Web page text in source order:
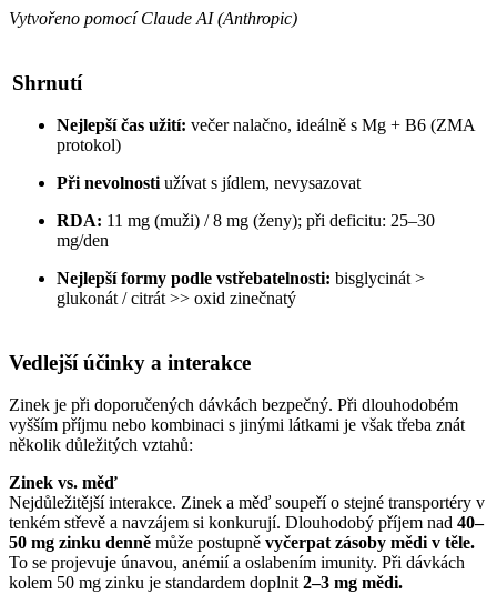
Vytvořeno pomocí Claude AI (Anthropic)
Shrnutí
Nejlepší čas užití: večer nalačno, ideálně s Mg + B6 (ZMA
protokol)
Při nevolnosti užívat s jídlem, nevysazovat
RDA: 11 mg (muži) / 8 mg (ženy); při deficitu: 25–30
mg/den
Nejlepší formy podle vstřebatelnosti: bisglycinát >
glukonát / citrát >> oxid zinečnatý
Vedlejší účinky a interakce
Zinek je při doporučených dávkách bezpečný. Při dlouhodobém
vyšším příjmu nebo kombinaci s jinými látkami je však třeba znát
několik důležitých vztahů:
Zinek vs. měď
Nejdůležitější interakce. Zinek a měď soupeří o stejné transportéry v
tenkém střevě a navzájem si konkurují. Dlouhodobý příjem nad 40–
50 mg zinku denně může postupně vyčerpat zásoby mědi v těle.
To se projevuje únavou, anémií a oslabením imunity. Při dávkách
kolem 50 mg zinku je standardem doplnit 2–3 mg mědi.